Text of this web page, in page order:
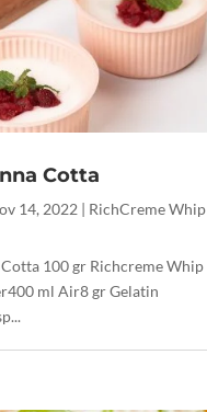
Cotta
14, 2022 | RichCreme Whip
Cotta 100 gr Richcreme Whip
ml Air8 gr Gelatin